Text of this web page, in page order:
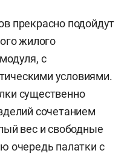
прекрасно подойдут
жилого
с
условиями.
существенно
сочетанием
вес и свободные
очередь палатки с